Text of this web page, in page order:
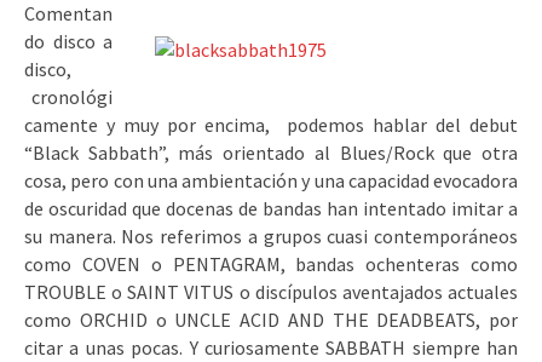
Comentan
do disco a
disco,
cronológi
camente y muy por encima, podemos hablar del debut
“Black Sabbath”, más orientado al Blues/Rock que otra
cosa, pero con una ambientación y una capacidad evocadora
de oscuridad que docenas de bandas han intentado imitar a
su manera. Nos referimos a grupos cuasi contemporáneos
como COVEN o PENTAGRAM, bandas ochenteras como
TROUBLE o SAINT VITUS o discípulos aventajados actuales
como ORCHID o UNCLE ACID AND THE DEADBEATS, por
citar a unas pocas. Y curiosamente SABBATH siempre han